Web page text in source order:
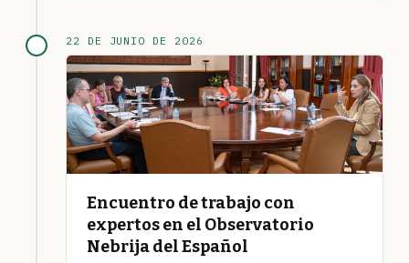
22 DE JUNIO DE 2026
Encuentro de trabajo con
expertos en el Observatorio
Nebrija del Español